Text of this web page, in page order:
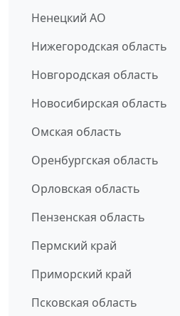
Ненецкий АО
Нижегородская область
Новгородская область
Новосибирская область
Омская область
Оренбургская область
Орловская область
Пензенская область
Пермский край
Приморский край
Псковская область